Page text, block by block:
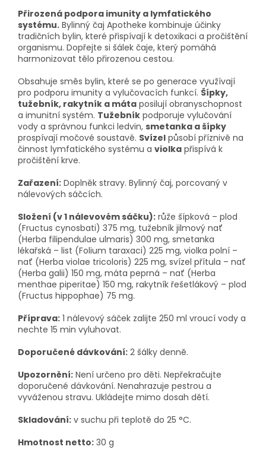
Přirozená podpora imunity a lymfatického
systému. Bylinný čaj Apotheke kombinuje účinky
tradičních bylin, které přispívají k detoxikaci a pročištění
organismu. Dopřejte si šálek čaje, který pomáhá
harmonizovat tělo přirozenou cestou.
Obsahuje směs bylin, které se po generace využívají
pro podporu imunity a vylučovacích funkcí. Šípky,
tužebník, rakytník a máta posilují obranyschopnost
a imunitní systém. Tužebník podporuje vylučování
vody a správnou funkci ledvin, smetanka a šípky
prospívají močové soustavě. Svízel působí příznivě na
činnost lymfatického systému a violka přispívá k
pročištění krve.
Zařazení: Doplněk stravy. Bylinný čaj, porcovaný v
nálevových sáčcích.
Složení (v 1 nálevovém sáčku): růže šípková – plod
(Fructus cynosbati) 375 mg, tužebník jilmový nať
(Herba filipendulae ulmaris) 300 mg, smetanka
lékařská – list (Folium taraxaci) 225 mg, violka polní –
nať (Herba violae tricoloris) 225 mg, svízel přítula – nať
(Herba galii) 150 mg, máta peprná – nať (Herba
menthae piperitae) 150 mg, rakytník řešetlákový – plod
(Fructus hippophae) 75 mg.
Příprava: 1 nálevový sáček zalijte 250 ml vroucí vody a
nechte 15 min vyluhovat.
Doporučené dávkování: 2 šálky denně.
Upozornění: Není určeno pro děti. Nepřekračujte
doporučené dávkování. Nenahrazuje pestrou a
vyváženou stravu. Ukládejte mimo dosah dětí.
Skladování: v suchu při teplotě do 25 °C.
Hmotnost netto: 30 g